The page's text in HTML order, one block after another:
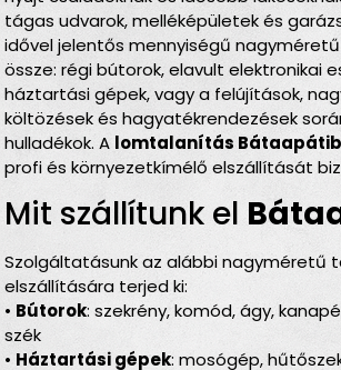
tágas udvarok, melléképületek és
idővel jelentős mennyiségű
össze: régi bútorok, elavult elektronikai
háztartási gépek, vagy a felújítások,
költözések és hagyatékrendezések
hulladékok. A lomtalanítás
profi és környezetkímélő elszállítását
Mit szállítunk el
Szolgáltatásunk az alábbi nagyméretű
elszállítására terjed ki:
• Bútorok: szekrény, komód, ágy,
szék
• Háztartási gépek: mosógép,